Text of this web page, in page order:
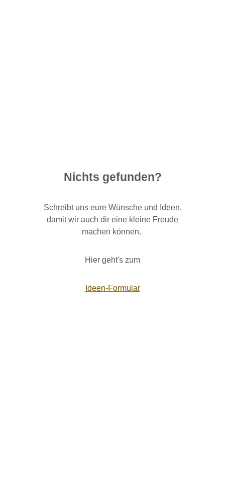
Nichts gefunden?
Schreibt uns eure Wünsche und Ideen,
damit wir auch dir eine kleine Freude
machen können.
Hier geht's zum
Ideen-Formular